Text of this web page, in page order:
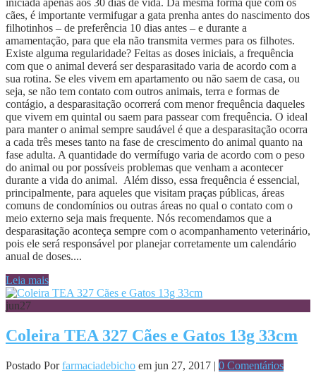
cães, é importante vermifugar a gata prenha antes do nascimento dos
filhotinhos – de preferência 10 dias antes – e durante a
amamentação, para que ela não transmita vermes para os filhotes.
Existe alguma regularidade? Feitas as doses iniciais, a frequência
com que o animal deverá ser desparasitado varia de acordo com a
sua rotina. Se eles vivem em apartamento ou não saem de casa, ou
seja, se não tem contato com outros animais, terra e formas de
contágio, a desparasitação ocorrerá com menor frequência daqueles
que vivem em quintal ou saem para passear com frequência. O ideal
para manter o animal sempre saudável é que a desparasitação ocorra
a cada três meses tanto na fase de crescimento do animal quanto na
fase adulta. A quantidade do vermífugo varia de acordo com o peso
do animal ou por possíveis problemas que venham a acontecer
durante a vida do animal. Além disso, essa frequência é essencial,
principalmente, para aqueles que visitam praças públicas, áreas
comuns de condomínios ou outras áreas no qual o contato com o
meio externo seja mais frequente. Nós recomendamos que a
desparasitação aconteça sempre com o acompanhamento veterinário,
pois ele será responsável por planejar corretamente um calendário
anual de doses....
Leia mais
jun27
Coleira TEA 327 Cães e Gatos 13g 33cm
Postado Porfarmaciadebicho em jun 27, 2017 | 0 Comentários